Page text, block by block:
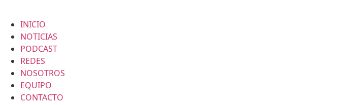
INICIO
NOTICIAS
PODCAST
REDES
NOSOTROS
EQUIPO
CONTACTO